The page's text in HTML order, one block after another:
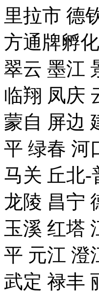
里拉市 德
方通牌孵
翠云 墨江
临翔 凤庆
蒙自 屏边
平 绿春 河
马关 丘北-
龙陵 昌宁
玉溪 红塔
平 元江 澄
武定 禄丰